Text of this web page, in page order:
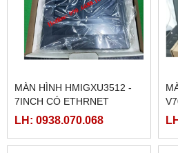
MÀN HÌNH HMIGXU3512 -
7INCH CÓ ETHRNET
LH: 0938.070.068